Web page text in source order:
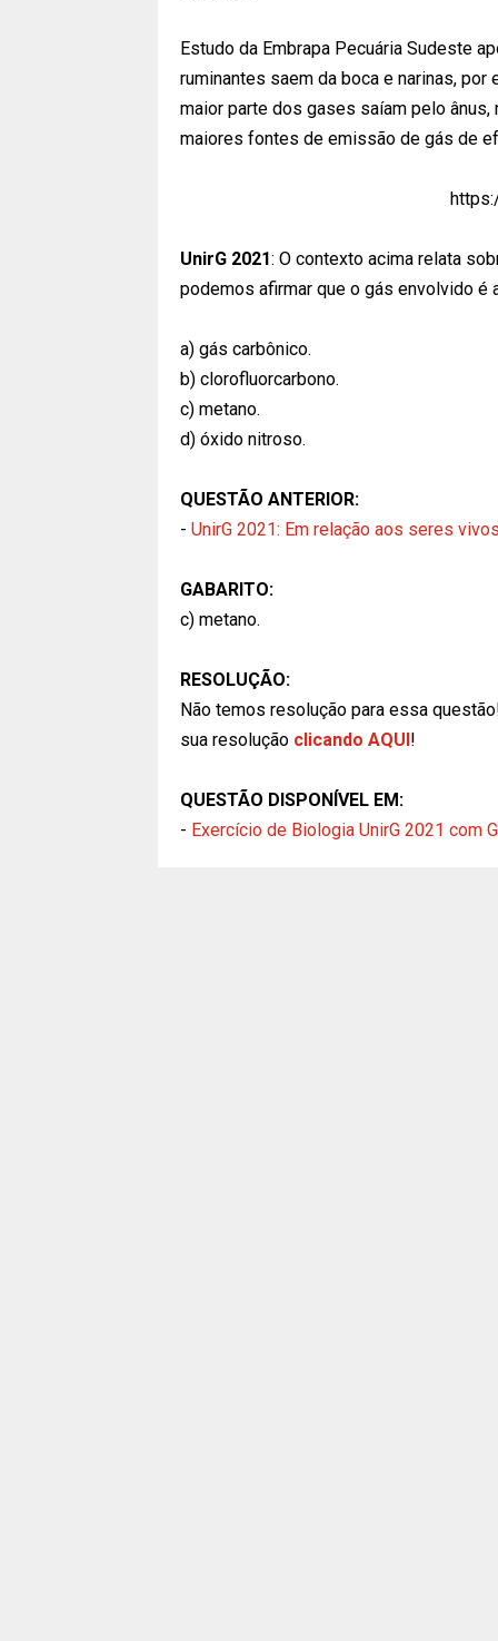
Estudo da Embrapa Pecuária Sudeste
ruminantes saem da boca e narinas,
maior parte dos gases saíam pelo
maiores fontes de emissão de gás de
UnirG 2021: O contexto acima relata
podemos afirmar que o gás envolvido é
a) gás carbônico.
b) clorofluorcarbono.
c) metano.
d) óxido nitroso.
QUESTÃO ANTERIOR:
- UnirG 2021: Em relação aos seres
GABARITO:
c) metano.
RESOLUÇÃO:
Não temos resolução para essa
sua resolução clicando AQUI!
QUESTÃO DISPONÍVEL EM:
- Exercício de Biologia UnirG 2021 com